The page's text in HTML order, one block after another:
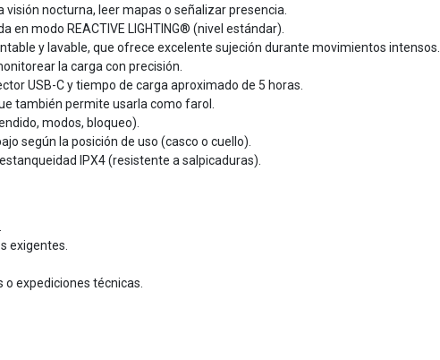
nocturna, leer mapas o señalizar presencia.
modo REACTIVE LIGHTING® (nivel estándar).
y lavable, que ofrece excelente sujeción durante movimientos intensos.
la carga con precisión.
USB-C y tiempo de carga aproximado de 5 horas.
también permite usarla como farol.
modos, bloqueo).
según la posición de uso (casco o cuello).
IPX4 (resistente a salpicaduras).
exigentes.
expediciones técnicas.